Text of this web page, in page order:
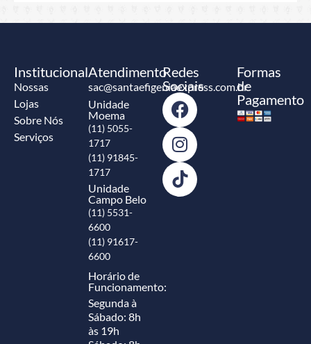
Institucional
Nossas
Lojas
Sobre Nós
Serviços
Atendimento
sac@santaefigeniaexpress.com.br
Unidade
Moema
(11) 5055-
1717
(11) 91845-
1717
Unidade
Campo Belo
(11) 5531-
6600
(11) 91617-
6600
Horário de
Funcionamento:
Segunda à
Sábado: 8h
às 19h
Redes
Sociais
Formas
de
Pagamento